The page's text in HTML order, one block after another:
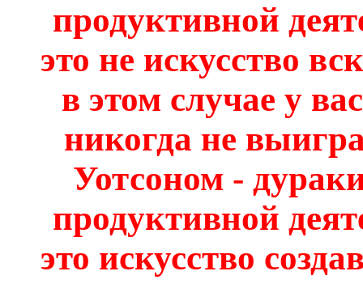
продуктивной
это не искусство
в этом случае у
никогда не
Уотсоном -
продуктивной
это искусство